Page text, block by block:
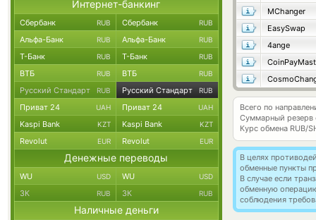
MChanger
EasySwap
4ange
Всего по
Суммарный резерв
Курс обмена RUB/
В целях
обменные пункты
В случае если
обменную
соблюдения
Интернет-банкинг
Сбербанк RUB Сбербанк RUB
Альфа-Банк RUB Альфа-Банк RUB
Т-Банк RUB Т-Банк RUB
ВТБ RUB ВТБ RUB
Русский Стандарт RUB Русский Стандарт RUB
Приват 24 UAH Приват 24 UAH
Kaspi Bank KZT Kaspi Bank KZT
Revolut EUR Revolut EUR
Денежные переводы
WU USD WU USD
ЗК RUB ЗК RUB
Наличные деньги